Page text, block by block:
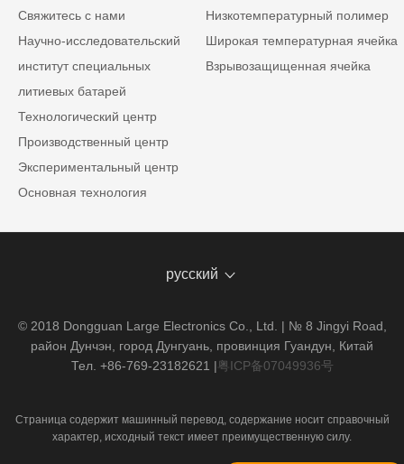
Свяжитесь с нами
Научно-исследовательский
институт специальных
литиевых батарей
Технологический центр
Производственный центр
Экспериментальный центр
Основная технология
Низкотемпературный полимер
Широкая температурная ячейка
Взрывозащищенная ячейка
русский
© 2018 Dongguan Large Electronics Co., Ltd. | № 8 Jingyi Road,
район Дунчэн, город Дунгуань, провинция Гуандун, Китай
Тел. +86-769-23182621 |粤ICP备07049936号
Страница содержит машинный перевод, содержание носит справочный
характер, исходный текст имеет преимущественную силу.